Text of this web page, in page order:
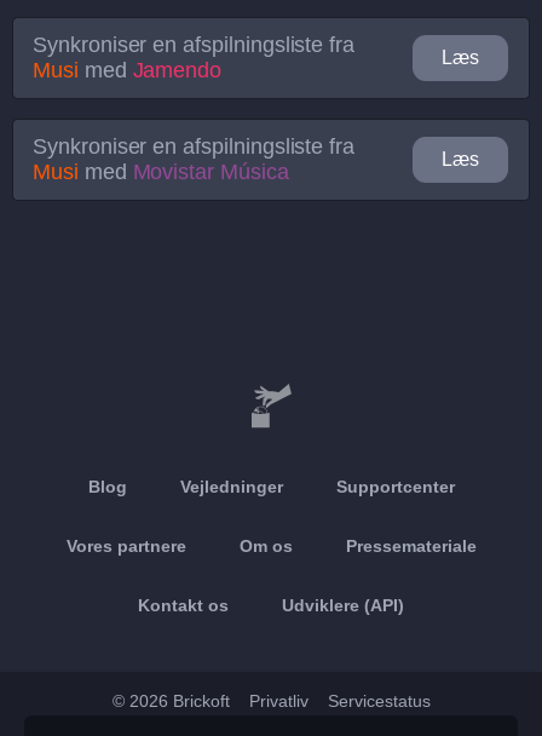
Synkroniser en afspilningsliste fra
Musi med Jamendo
Læs
Synkroniser en afspilningsliste fra
Musi med Movistar Música
Læs
Blog Vejledninger Supportcenter
Vores partnere Om os Pressemateriale
Kontakt os Udviklere (API)
© 2026 Brickoft Privatliv Servicestatus